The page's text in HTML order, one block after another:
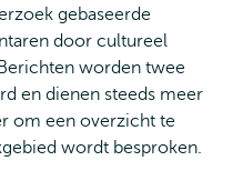
gebaseerde
door cultureel
worden twee
en dienen steeds meer
om een overzicht te
wordt besproken.